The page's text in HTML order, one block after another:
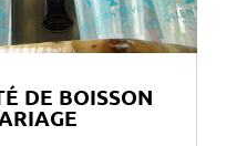
DE BOISSON